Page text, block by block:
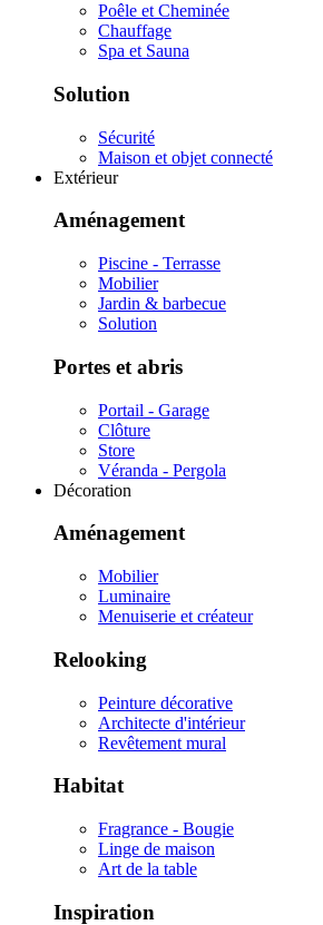
Poêle et Cheminée
Chauffage
Spa et Sauna
Solution
Sécurité
Maison et objet connecté
Extérieur
Aménagement
Piscine - Terrasse
Mobilier
Jardin & barbecue
Solution
Portes et abris
Portail - Garage
Clôture
Store
Véranda - Pergola
Décoration
Aménagement
Mobilier
Luminaire
Menuiserie et créateur
Relooking
Peinture décorative
Architecte d'intérieur
Revêtement mural
Habitat
Fragrance - Bougie
Linge de maison
Art de la table
Inspiration